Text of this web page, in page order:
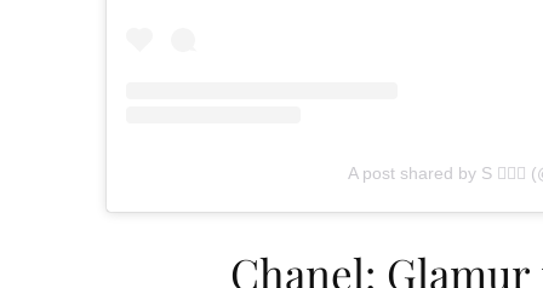
A post shared by S 🧚🏻‍♀️
Chanel: